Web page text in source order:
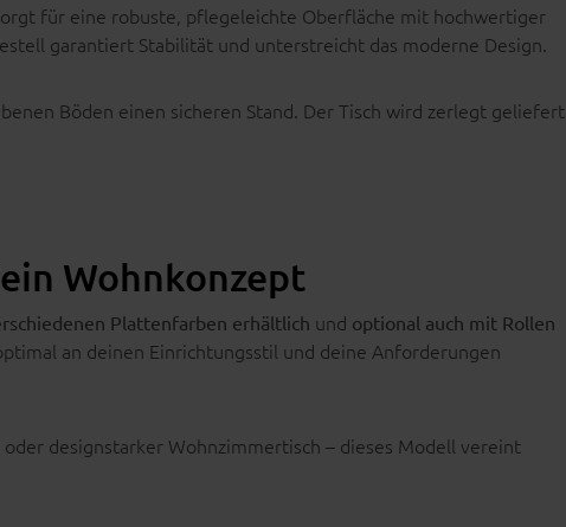
für eine robuste, pflegeleichte Oberfläche mit hochwertiger
garantiert Stabilität und unterstreicht das moderne Design.
Böden einen sicheren Stand. Der Tisch wird zerlegt geliefert
Wohnkonzept
Plattenfarben erhältlich und optional auch mit Rollen
an deinen Einrichtungsstil und deine Anforderungen
designstarker Wohnzimmertisch – dieses Modell vereint